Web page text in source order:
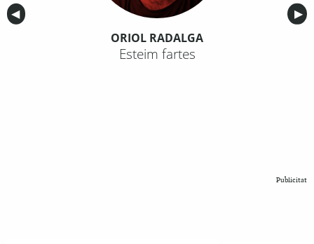
Anterior
◀︎ ▶︎
ORIOL RADALGA
Esteim fartes
Publicitat